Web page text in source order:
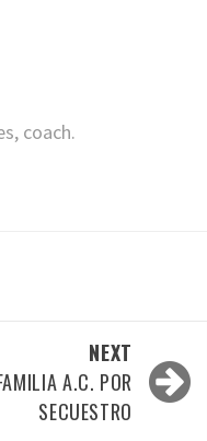
coach.
NEXT
A.C. POR
SECUESTRO